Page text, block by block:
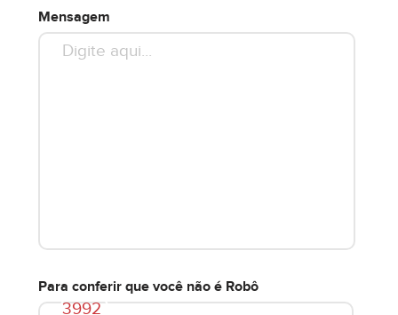
Mensagem
Para conferir que você não é Robô